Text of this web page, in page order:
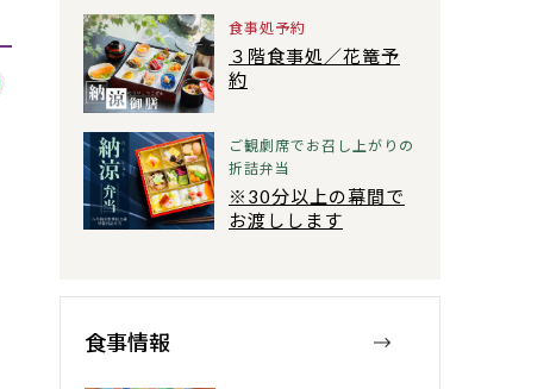
食事処予約
３階食事処／花篭予
約
ご観劇席でお召し上がりの
折詰弁当
※30分以上の幕間で
お渡しします
食事情報